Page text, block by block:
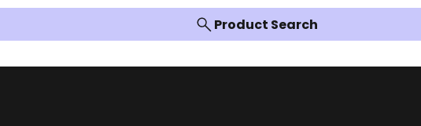
Product Search